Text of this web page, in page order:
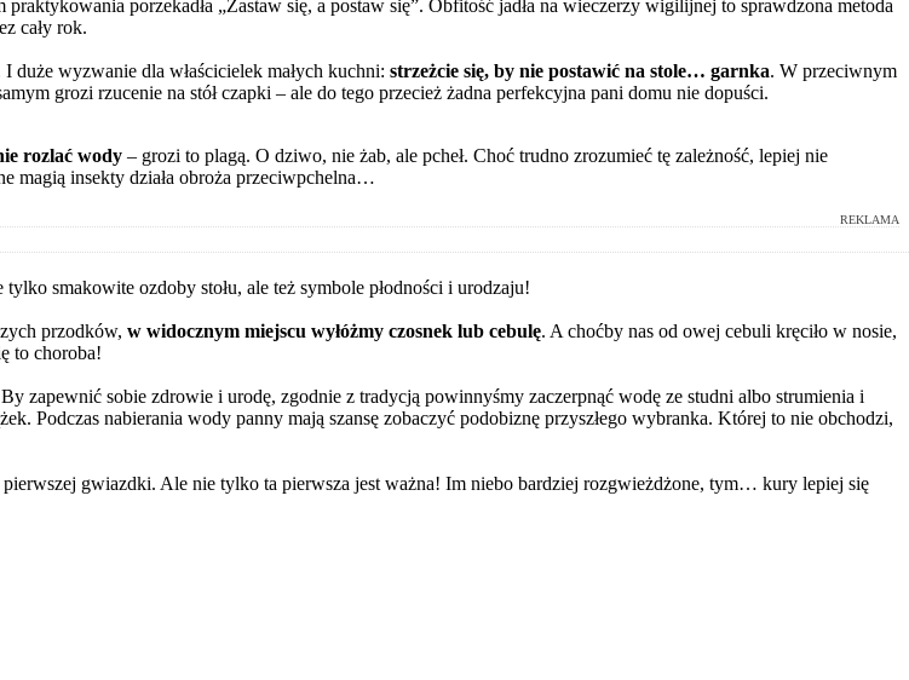
praktykowania porzekadła „Zastaw się, a postaw się”. Obfitość jadła na wieczerzy wigilijnej to sprawdzona metoda
cały rok.
duże wyzwanie dla właścicielek małych kuchni: strzeżcie się, by nie postawić na stole… garnka. W przeciwnym
grozi rzucenie na stół czapki – ale do tego przecież żadna perfekcyjna pani domu nie dopuści.
REKLAMA
rozlać wody – grozi to plagą. O dziwo, nie żab, ale pcheł. Choć trudno zrozumieć tę zależność, lepiej nie
magią insekty działa obroża przeciwpchelna…
tylko smakowite ozdoby stołu, ale też symbole płodności i urodzaju!
przodków, w widocznym miejscu wyłóżmy czosnek lub cebulę. A choćby nas od owej cebuli kręciło w nosie,
to choroba!
By zapewnić sobie zdrowie i urodę, zgodnie z tradycją powinnyśmy zaczerpnąć wodę ze studni albo strumienia i
Podczas nabierania wody panny mają szansę zobaczyć podobiznę przyszłego wybranka. Której to nie obchodzi,
gwiazdki. Ale nie tylko ta pierwsza jest ważna! Im niebo bardziej rozgwieżdżone, tym… kury lepiej się